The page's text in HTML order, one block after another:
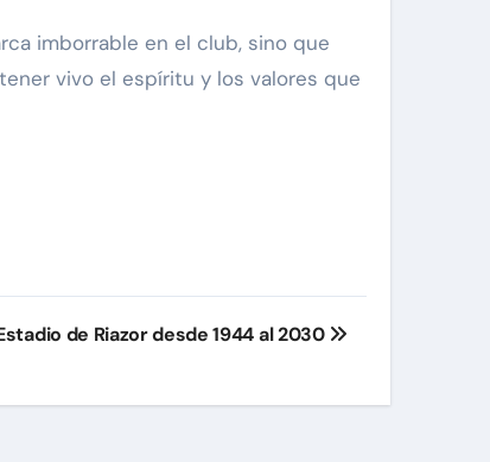
imborrable en el club, sino que
vivo el espíritu y los valores que
de Riazor desde 1944 al 2030